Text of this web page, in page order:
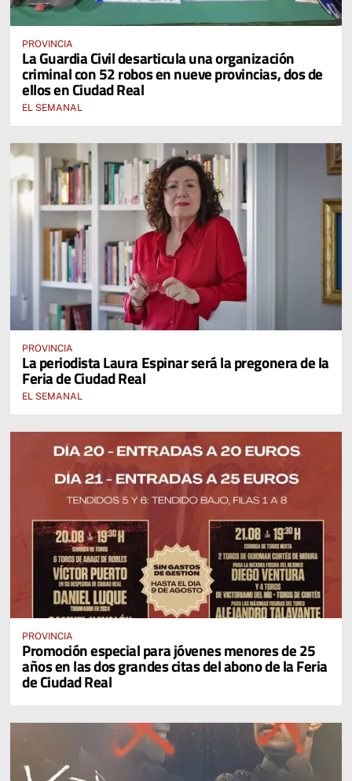
PROVINCIA
La Guardia Civil desarticula una organización
criminal con 52 robos en nueve provincias, dos de
ellos en Ciudad Real
EL SEMANAL
PROVINCIA
La periodista Laura Espinar será la pregonera de la
Feria de Ciudad Real
EL SEMANAL
PROVINCIA
Promoción especial para jóvenes menores de 25
años en las dos grandes citas del abono de la Feria
de Ciudad Real